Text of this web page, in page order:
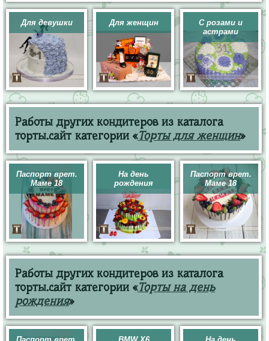
Для девушки Для женщин
С розами и
астрами
Работы других кондитеров из каталога
торты.сайт категории «Торты для женщин»
Паспорт врет.
Маме 18
На день
рождения
Паспорт врет.
Маме 18
Работы других кондитеров из каталога
торты.сайт категории «Торты на день
рождения»